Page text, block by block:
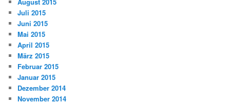
Juli 2015
Juni 2015
Mai 2015
April 2015
März 2015
Februar 2015
Januar 2015
Dezember 2014
November 2014